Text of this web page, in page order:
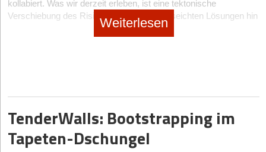
kollabiert. Was wir derzeit erleben, ist eine tektonische
Verschiebung des Risikokapitals weg von seichten Lösungen hin
zu DeepTech, schwerer Infrastruktur und radikaler Hardware-
sind die neuen Lieblinge der Venture-Capital-Welt. Sie lösen die
kritischsten Flaschenhälse der globalen Energiewende und
erschließen dabei milliardenschwere B2B-Märkte, die von
Weiterlesen
TenderWalls: Bootstrapping im
Tapeten-Dschungel